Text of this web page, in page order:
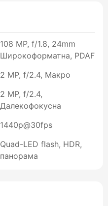
108 MP, f/1.8, 24mm
Широкоформатна, PDAF
2 MP, f/2.4, Макро
2 MP, f/2.4,
Далекофокусна
1440p@30fps
Quad-LED flash, HDR,
панорама